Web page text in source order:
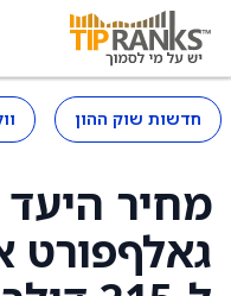
חדשות שוק ההון
מחיר היעד
גאלףפורט